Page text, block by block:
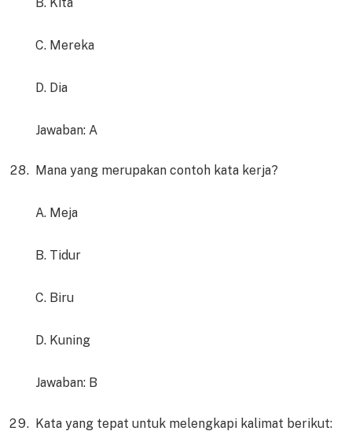
C. Mereka
D. Dia
Jawaban: A
Mana yang merupakan contoh kata kerja?
A. Meja
B. Tidur
C. Biru
D. Kuning
Jawaban: B
Kata yang tepat untuk melengkapi kalimat berikut: